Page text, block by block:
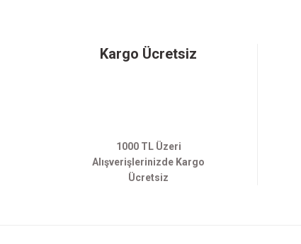
Kargo Ücretsiz
1000 TL Üzeri
Alışverişlerinizde Kargo
Ücretsiz